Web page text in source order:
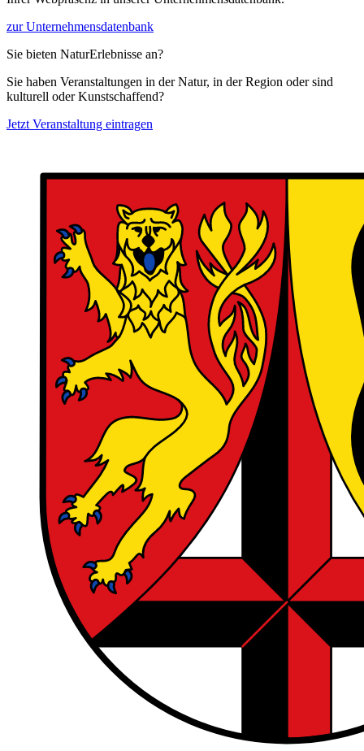
zur Unternehmensdatenbank
Sie bieten NaturErlebnisse an?
Sie haben Veranstaltungen in der Natur, in der Region oder sind
kulturell oder Kunstschaffend?
Jetzt Veranstaltung eintragen